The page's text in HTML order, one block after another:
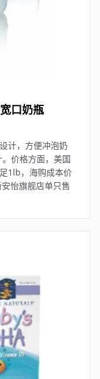
口奶瓶
计，方便冲泡奶
价格方面，美国
1lb，海购成本价
怡旗舰店单只售